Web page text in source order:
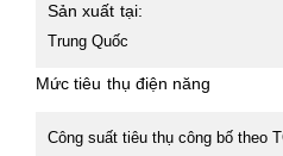
Sản xuất tại:
Trung Quốc
Mức tiêu thụ điện năng
Công suất tiêu thụ công bố theo